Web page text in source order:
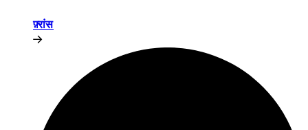
फ़्रांस​​